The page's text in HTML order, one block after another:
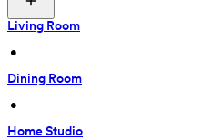
Living Room
•
Dining Room
•
Home Studio